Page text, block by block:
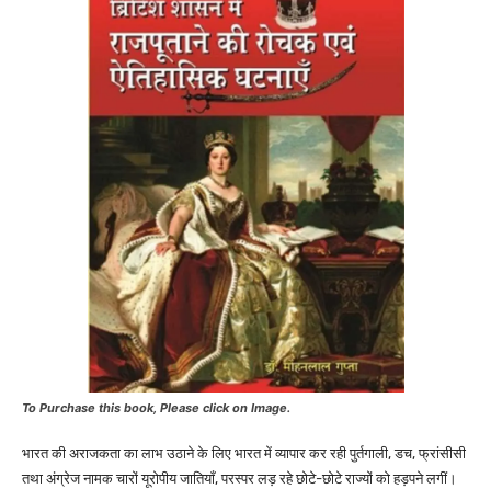
To Purchase this book, Please click on Image.
भारत की अराजकता का लाभ उठाने के लिए भारत में व्यापार कर रही पुर्तगाली, डच, फ्रांसीसी
तथा अंग्रेज नामक चारों यूरोपीय जातियाँ, परस्पर लड़ रहे छोटे-छोटे राज्यों को हड़पने लगीं।